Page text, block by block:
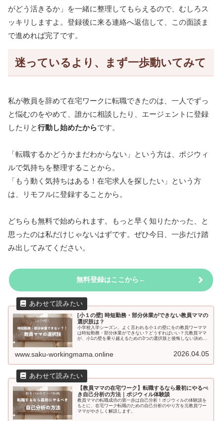
がどう活きるか」を一緒に整理してもらえるので、むしろス
ッキリしますよ。登録後に来る連絡へ返信して、この面談ま
で進めれば完了です。
迷っているより、まず一歩動いてみて
私が教員を辞めて在宅ワークに転職できたのは、一人でずっ
と悩むのをやめて、誰かに相談したり、エージェントに登録
したりと行動し始めたからです。
「転職するかどうかまだわからない」という方は、ポジウィ
ルで気持ちを整理することから。
「もう動く気持ちはある！在宅求人を探したい」という方
は、リモフルに登録することから。
どちらも無料で始められます。もっと早く知りたかった、と
思ったのは私だけじゃないはずです。ぜひ今日、一歩だけ踏
み出してみてください。
無料登録はここから←
[小１の壁] 時短勤務・部分休業ができない教員ママの
選択肢は？
小学校入学シーズン。よく言われる小１の壁にをの教員ワーママ
は時短勤務・部分休業ができない？どうすればいい？元教員ママ
が、小1の壁を乗り越えるための3つの選択肢と後悔しない決め方
www.saku-workingmama.online 2026.04.05
【教員ママの在宅ワーク】転職するなら最初にやるべ
き自己分析の方法｜ポジウィル体験談
教員ママの転職成功の第一歩は自己分析！ポジウィルの体験談を
もとに、在宅ワーク転職のための自己分析のやり方を元教員ワー
ママがやさしく解説します。